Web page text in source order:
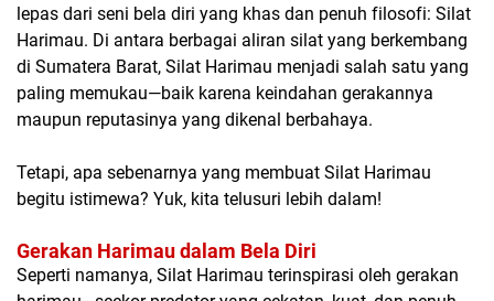
lepas dari seni bela diri yang khas dan penuh filosofi: Silat
Harimau. Di antara berbagai aliran silat yang berkembang
di Sumatera Barat, Silat Harimau menjadi salah satu yang
paling memukau—baik karena keindahan gerakannya
maupun reputasinya yang dikenal berbahaya.
Tetapi, apa sebenarnya yang membuat Silat Harimau
begitu istimewa? Yuk, kita telusuri lebih dalam!
Gerakan Harimau dalam Bela Diri
Seperti namanya, Silat Harimau terinspirasi oleh gerakan